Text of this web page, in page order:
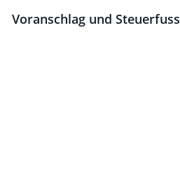
Voranschlag und